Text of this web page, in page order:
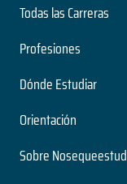
Todas las Carreras
Profesiones
Dónde Estudiar
Orientación
Sobre